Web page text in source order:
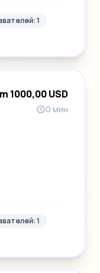
1
1000,00 USD
0 мин
1